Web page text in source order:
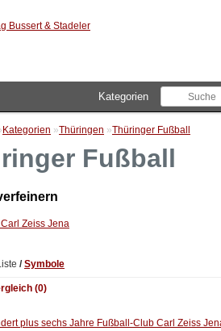
Kategorien
Kategorien »Thüringen »Thüringer Fußball
Fußball
Carl Zeiss Jena
/ Symbole
(0)